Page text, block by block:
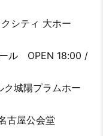
シティ 大ホー
ル OPEN 18:00 /
城陽プラムホー
屋公会堂